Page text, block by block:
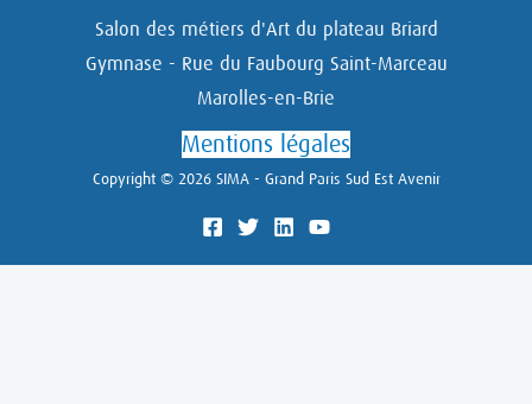
Salon des métiers d'Art du plateau Briard
Gymnase - Rue du Faubourg Saint-Marceau
Marolles-en-Brie
Mentions légales
Copyright © 2026 SIMA - Grand Paris Sud Est Avenir